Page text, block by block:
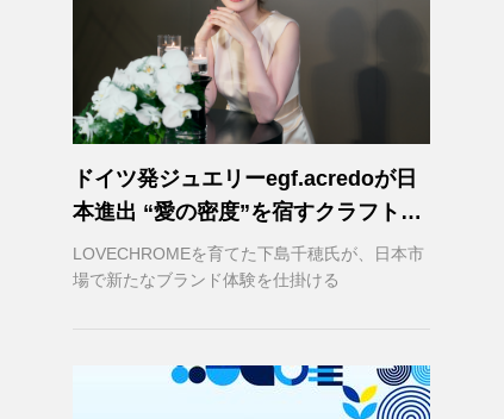
ドイツ発ジュエリーegf.acredoが日
本進出 “愛の密度”を宿すクラフトマ
ンシップ
LOVECHROMEを育てた下島千穂氏が、日本市
場で新たなブランド体験を仕掛ける